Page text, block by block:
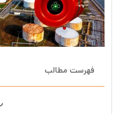
فهرست مطالب